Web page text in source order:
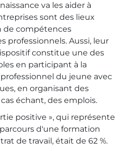
va les aider à
sont des lieux
de compétences
professionnels. Aussi, leur
constitue une des
en participant à la
du jeune avec
en organisant des
échant, des emplois.
positive », qui représente
d'une formation
de travail, était de 62 %.